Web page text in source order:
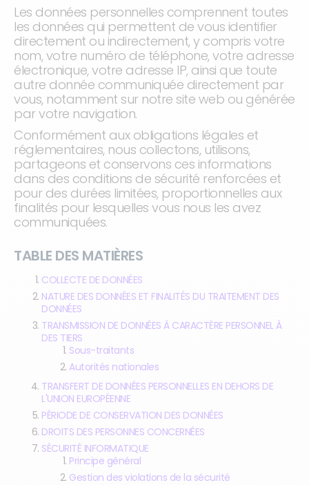
Les données personnelles comprennent toutes
les données qui permettent de vous identifier
directement ou indirectement, y compris votre
nom, votre numéro de téléphone, votre adresse
électronique, votre adresse IP, ainsi que toute
autre donnée communiquée directement par
vous, notamment sur notre site web ou générée
par votre navigation.
Conformément aux obligations légales et
réglementaires, nous collectons, utilisons,
partageons et conservons ces informations
dans des conditions de sécurité renforcées et
pour des durées limitées, proportionnelles aux
finalités pour lesquelles vous nous les avez
communiquées.
TABLE DES MATIÈRES
COLLECTE DE DONNÉES
NATURE DES DONNÉES ET FINALITÉS DU TRAITEMENT DES
DONNÉES
TRANSMISSION DE DONNÉES À CARACTÈRE PERSONNEL À
DES TIERS
Sous-traitants
Autorités nationales
TRANSFERT DE DONNÉES PERSONNELLES EN DEHORS DE
L'UNION EUROPÉENNE
PÉRIODE DE CONSERVATION DES DONNÉES
DROITS DES PERSONNES CONCERNÉES
SÉCURITÉ INFORMATIQUE
Principe général
Gestion des violations de la sécurité